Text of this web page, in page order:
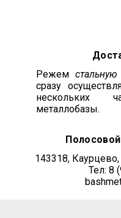
Режем
сразу
нескольких
металлобазы.
143318,
Тел: 8